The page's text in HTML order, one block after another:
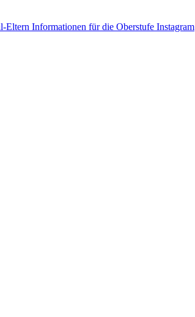
Eltern Informationen für die Oberstufe Instagram